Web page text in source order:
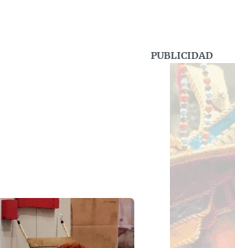
PUBLICIDAD